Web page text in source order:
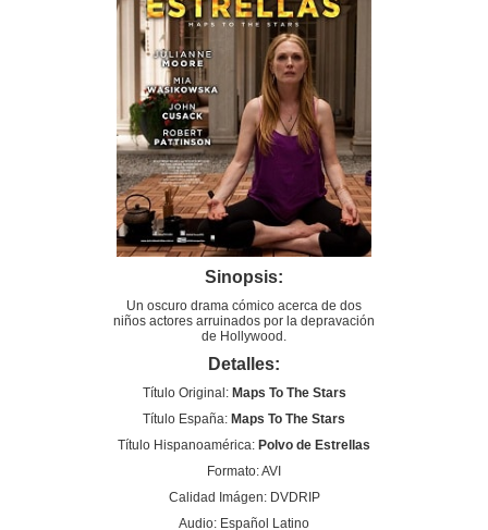
Sinopsis:
Un oscuro drama cómico acerca de dos
niños actores arruinados por la depravación
de Hollywood.
Detalles:
Título Original:Maps To The Stars
Título España: Maps To The Stars
Título Hispanoamérica: Polvo de Estrellas
Formato: AVI
Calidad Imágen: DVDRIP
Audio: Español Latino